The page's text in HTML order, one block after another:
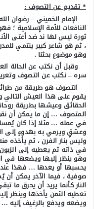
* تقديم عن التصوف :
الإمام الخميني – رضوان
النافعات للأمة الإسلامية
ثورة ليس لها ند ضد أعتى
، ثم هو شاعر كبير ينتمي
وهو موضوع بحثنا .
وقبل أن نكتب عن الحالة
سره – نكتب عن التصوف
التصوف هو طريقة من
يقوم على هذا العيش التالي
الحقائق وعيشها بطريقة
المتصوف … إن ما يمكن أن
في عمله … مثلا إذا كان
وعشقٍ ويرمي به بهدوءٍ إلى
وليس بنار الفرن ، ثم يأخذه
في ذاته ثم يعطيه إلى
وهو ينظر إليها ويضعها في
يحسبها أو يعدها … فهذا
صوفية ، فيما الآخر يمكن
النار كأنما يريد أن يحرق ما
تعطيه الثمن يأخذها وينظر
ويضعه ويدفع بالرغيف إليه